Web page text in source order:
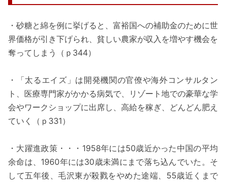
・砂糖と綿を例に挙げると、富裕国への補助金のために世
界価格が引き下げられ、貧しい農家が収入を増やす機会を
奪ってしまう（ｐ344）
・「太るエイズ」は開発機関の官僚や海外コンサルタン
ト、医療専門家がかかる病気で、リゾート地での豪華な学
会やワークショップに出席し、高給を稼ぎ、どんどん肥え
ていく（ｐ331）
・大躍進政策・・・1958年には50歳近かった中国の平均
余命は、1960年には30歳未満にまで落ち込んでいた。そ
して五年後、毛沢東が殺戮をやめた途端、55歳近くまで